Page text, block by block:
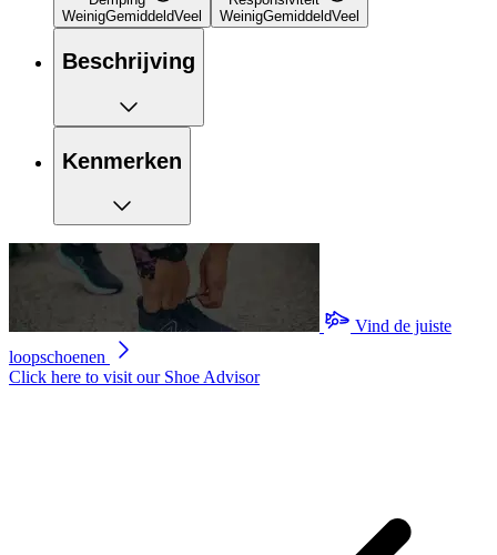
WeinigGemiddeldVeel
WeinigGemiddeldVeel
Beschrijving
Kenmerken
Vind de juiste
loopschoenen
Click here to visit our Shoe Advisor